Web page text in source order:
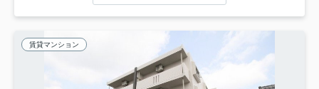
賃貸マンション